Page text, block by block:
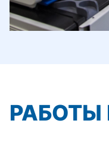
РАБОТЫ